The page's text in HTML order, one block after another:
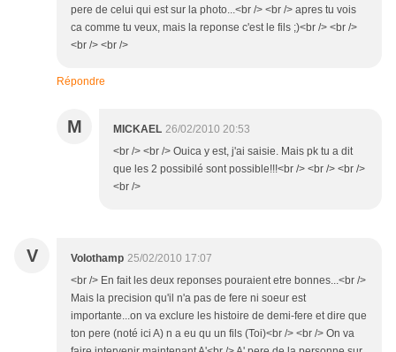
pere de celui qui est sur la photo...<br /> <br /> apres tu vois
ca comme tu veux, mais la reponse c'est le fils ;)<br /> <br />
<br /> <br />
Répondre
M MICKAEL 26/02/2010 20:53
<br /> <br /> Ouica y est, j'ai saisie. Mais pk tu a dit
que les 2 possibilé sont possible!!!<br /> <br /> <br />
<br />
V Volothamp 25/02/2010 17:07
<br /> En fait les deux reponses pouraient etre bonnes...<br />
Mais la precision qu'il n'a pas de fere ni soeur est
importante...on va exclure les histoire de demi-fere et dire que
ton pere (noté ici A) n a eu qu un fils (Toi)<br /> <br /> On va